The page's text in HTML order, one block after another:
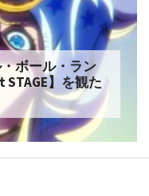
ボール・ラン
】を観た